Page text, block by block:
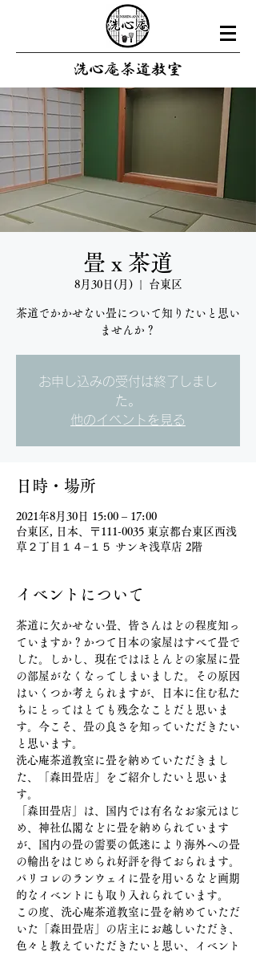
畳ｘ茶道
8月30日(月)
  |
台東区
茶道でかかせない畳について知りたいと思い
ませんか？
お申し込みの受付は終了しまし
た。
他のイベントを見る
日時・場所
2021年8月30日 15:00 – 17:00
台東区, 日本、〒111-0035 東京都台東区西浅
草２丁目１４−１５ サンキ浅草店 2階
イベントについて
茶道に欠かせない畳、皆さんはどの程度知っ
ていますか？かつて日本の家屋はすべて畳で
した。しかし、現在ではほとんどの家屋に畳
の部屋がなくなってしまいました。その原因
はいくつか考えられますが、日本に住む私た
ちにとってはとても残念なことだと思いま
す。今こそ、畳の良さを知っていただきたい
と思います。
洗心庵茶道教室に畳を納めていただきまし
た、「森田畳店」をご紹介したいと思いま
す。
「森田畳店」は、国内では有名なお家元はじ
め、神社仏閣などに畳を納められています
が、国内の畳の需要の低迷により海外への畳
の輸出をはじめられ好評を得ておられます。
パリコレのランウェイに畳を用いるなど画期
的なイベントにも取り入れられています。
この度、洗心庵茶道教室に畳を納めていただ
いた「森田畳店」の店主にお越しいただき、
色々と教えていただきたいと思い、イベント